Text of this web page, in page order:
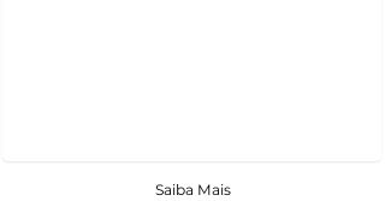
Saiba Mais